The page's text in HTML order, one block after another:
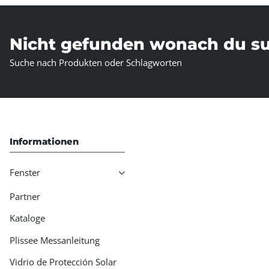
Nicht gefunden wonach du
Suche nach Produkten oder Schlagworten
Informationen
Fenster
Partner
Kataloge
Plissee Messanleitung
Vidrio de Protección Solar